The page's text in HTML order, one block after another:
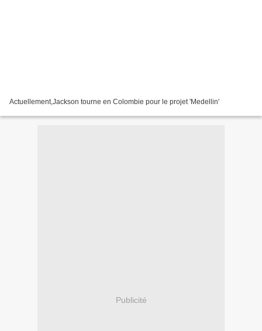
Actuellement,Jackson tourne en Colombie pour le projet 'Medellin'
Publicité